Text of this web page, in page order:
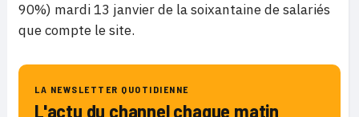
90%) mardi 13 janvier de la soixantaine de salariés
que compte le site.
LA NEWSLETTER QUOTIDIENNE
L'actu du channel chaque matin